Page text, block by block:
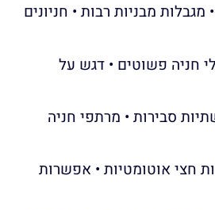
• מגבלות מבניות רבות • חניונים
חניה פשוטים • דגש על
סבירות • מרתפי חניה
חצי אוטומטיות • אפשרות